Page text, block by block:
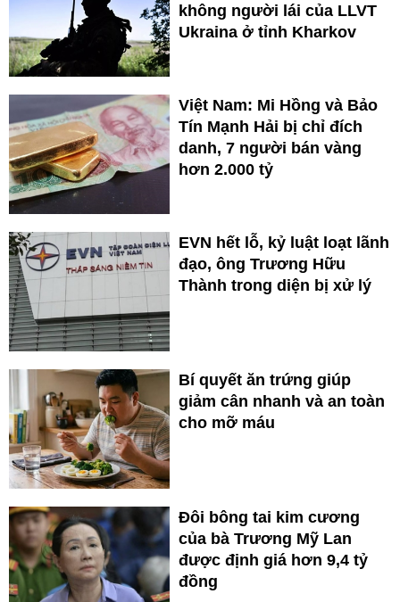
không người lái của LLVT
Ukraina ở tỉnh Kharkov
Việt Nam: Mi Hồng và Bảo
Tín Mạnh Hải bị chỉ đích
danh, 7 người bán vàng
hơn 2.000 tỷ
EVN hết lỗ, kỷ luật loạt lãnh
đạo, ông Trương Hữu
Thành trong diện bị xử lý
Bí quyết ăn trứng giúp
giảm cân nhanh và an toàn
cho mỡ máu
Đôi bông tai kim cương
của bà Trương Mỹ Lan
được định giá hơn 9,4 tỷ
đồng